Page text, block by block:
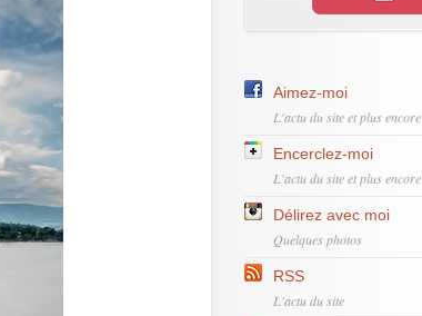
Aimez-moi
L'actu du site et plus encore
Encerclez-moi
L'actu du site et plus encore
Délirez avec moi
Quelques photos
RSS
L'actu du site